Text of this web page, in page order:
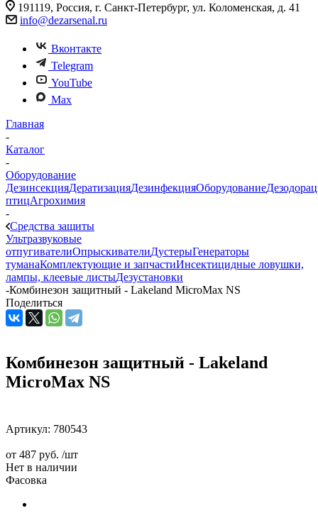
191119, Россия, г. Санкт-Петербург, ул. Коломенская, д. 41
info@dezarsenal.ru
Вконтакте
Telegram
YouTube
Max
Главная
-
Каталог
-
Оборудование
ДезинсекцияДератизацияДезинфекцияОборудование
птицАгрохимия
-
Средства защиты
Ультразвуковые
отпугивателиОпрыскивателиДустерыГенераторы
туманаКомплектующие и запчастиИнсектицидные ловушки,
лампы, клеевые листыДезустановки
-Комбинезон защитный - Lakeland MicroMax NS
Поделиться
Комбинезон защитный - Lakeland
MicroMax NS
Артикул: 780543
от 487 руб. /шт
Нет в наличии
Фасовка